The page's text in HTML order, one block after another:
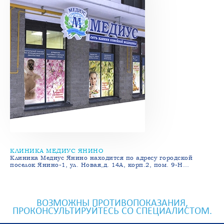
КЛИНИКА МЕДИУС ЯНИНО
Клиника Медиус Янино находится по адресу городской
поселок Янино-1, ул. Новая,д. 14А, корп.2, пом. 9-Н…
ВОЗМОЖНЫ ПРОТИВОПОКАЗАНИЯ,
ПРОКОНСУЛЬТИРУЙТЕСЬ СО СПЕЦИАЛИСТОМ.